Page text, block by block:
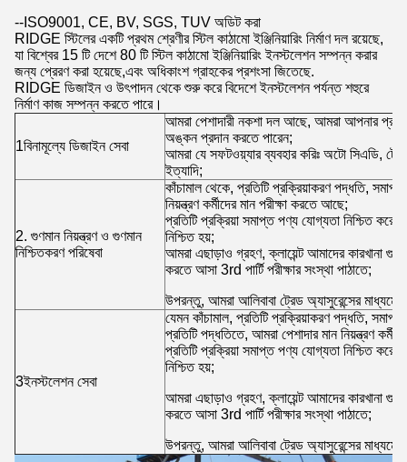
--ISO9001, CE, BV, SGS, TUV অডিট করা
RIDGE স্টিলের একটি প্রথম শ্রেণীর স্টিল কাঠামো ইঞ্জিনিয়ারিং নির্মাণ দল রয়েছে,
যা বিশ্বের 15 টি দেশে 80 টি স্টিল কাঠামো ইঞ্জিনিয়ারিং ইনস্টলেশন সম্পন্ন করার
জন্য প্রেরণ করা হয়েছে,এবং অধিকাংশ গ্রাহকের প্রশংসা জিতেছে.
RIDGE ডিজাইন ও উৎপাদন থেকে শুরু করে বিদেশে ইনস্টলেশন পর্যন্ত শহুরে
নির্মাণ কাজ সম্পন্ন করতে পারে।
1বিনামূল্যে ডিজাইন সেবা
আমরা পেশাদারী নকশা দল আছে, আমরা আপনার
অঙ্কন প্রদান করতে পারেন;
আমরা যে সফটওয়্যার ব্যবহার করিঃ অটো সিএডি,
ইত্যাদি;
2. গুণমান নিয়ন্ত্রণ ও গুণমান
নিশ্চিতকরণ পরিষেবা
কাঁচামাল থেকে, প্রতিটি প্রক্রিয়াকরণ পদ্ধতি,
নিয়ন্ত্রণ কর্মীদের মান পরীক্ষা করতে আছে;
প্রতিটি প্রক্রিয়া সমাপ্ত পণ্য যোগ্যতা নিশ্চিত
নিশ্চিত হয়;
আমরা এছাড়াও গ্রহণ, ক্লায়েন্ট আমাদের কারখানা
করতে আসা 3rd পার্টি পরীক্ষার সংস্থা পাঠাতে;
উপরন্তু, আমরা আলিবাবা ট্রেড অ্যাসুরেন্সের মাধ্যমে
3ইনস্টলেশন সেবা
যেমন কাঁচামাল, প্রতিটি প্রক্রিয়াকরণ পদ্ধতি,
প্রতিটি পদ্ধতিতে, আমরা পেশাদার মান নিয়ন্ত্রণ
প্রতিটি প্রক্রিয়া সমাপ্ত পণ্য যোগ্যতা নিশ্চিত
নিশ্চিত হয়;
আমরা এছাড়াও গ্রহণ, ক্লায়েন্ট আমাদের কারখানা
করতে আসা 3rd পার্টি পরীক্ষার সংস্থা পাঠাতে;
উপরন্তু, আমরা আলিবাবা ট্রেড অ্যাসুরেন্সের মাধ্যমে